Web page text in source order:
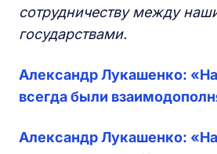
сотрудничеству между
государствами.
Александр Лукашенко:
всегда были
Александр Лукашенко: